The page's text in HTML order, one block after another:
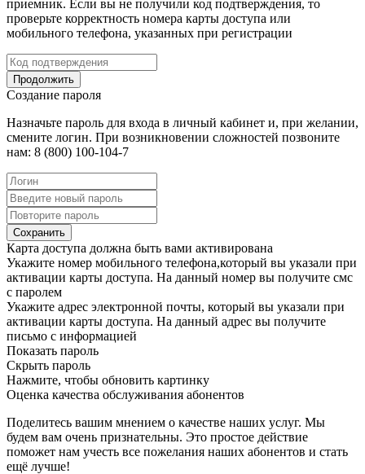
приемник. Если вы не получили код подтверждения, то
проверьте корректность номера карты доступа или
мобильного телефона, указанных при регистрации
Продолжить
Создание пароля
Назначьте пароль для входа в личный кабинет и, при желании,
смените логин. При возникновении сложностей позвоните
нам: 8 (800) 100-104-7
Сохранить
Карта доступа должна быть вами активирована
Укажите номер мобильного телефона,который вы указали при
активации карты доступа. На данный номер вы получите смс
с паролем
Укажите адрес электронной почты, который вы указали при
активации карты доступа. На данный адрес вы получите
письмо с информацией
Показать пароль
Скрыть пароль
Нажмите, чтобы обновить картинку
Оценка качества обслуживания абонентов
Поделитесь вашим мнением о качестве наших услуг. Мы
будем вам очень признательны. Это простое действие
поможет нам учесть все пожелания наших абонентов и стать
ещё лучше!